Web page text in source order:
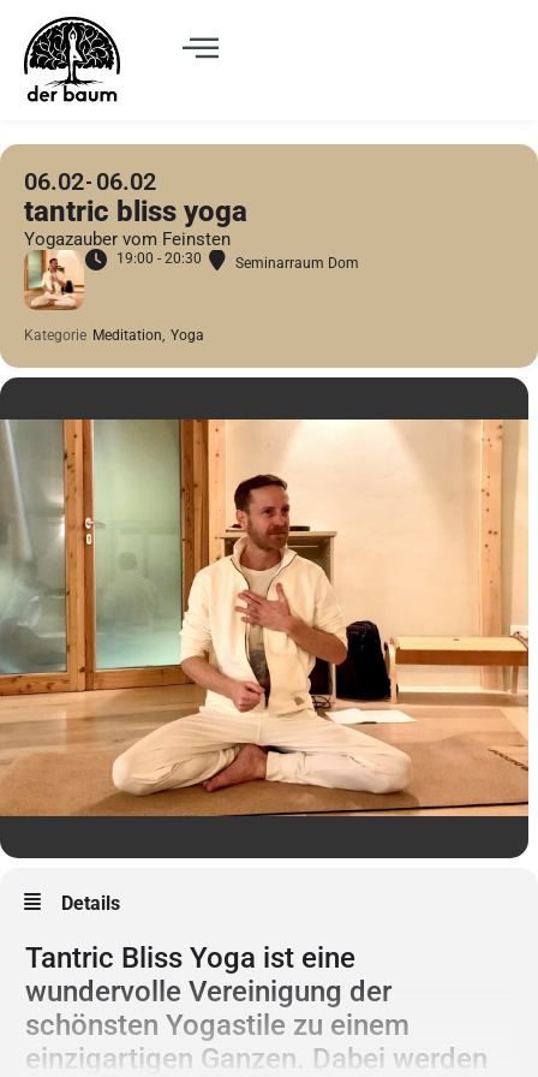
06.02 06.02
tantric bliss yoga
Yogazauber vom Feinsten
19:00 - 20:30 Seminarraum Dom
Kategorie Meditation, Yoga
Details
Tantric Bliss Yoga ist eine
wundervolle Vereinigung der
schönsten Yogastile zu einem
einzigartigen Ganzen. Dabei werden